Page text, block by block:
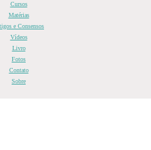
Cursos
Matérias
e Consensos
Vídeos
Livro
Fotos
Contato
Sobre